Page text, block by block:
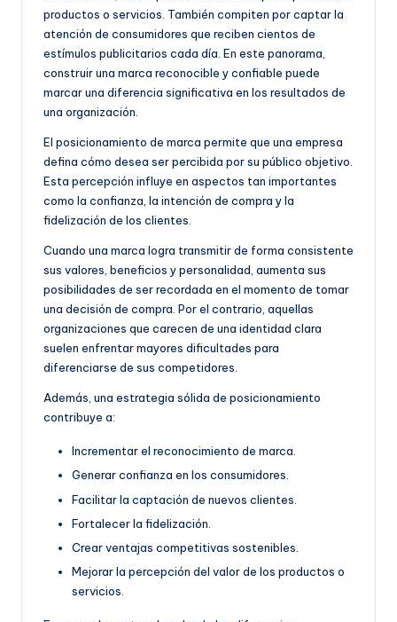
productos o servicios. También compiten por captar la
atención de consumidores que reciben cientos de
estímulos publicitarios cada día. En este panorama,
construir una marca reconocible y confiable puede
marcar una diferencia significativa en los resultados de
una organización.
El posicionamiento de marca permite que una empresa
defina cómo desea ser percibida por su público objetivo.
Esta percepción influye en aspectos tan importantes
como la confianza, la intención de compra y la
fidelización de los clientes.
Cuando una marca logra transmitir de forma consistente
sus valores, beneficios y personalidad, aumenta sus
posibilidades de ser recordada en el momento de tomar
una decisión de compra. Por el contrario, aquellas
organizaciones que carecen de una identidad clara
suelen enfrentar mayores dificultades para
diferenciarse de sus competidores.
Además, una estrategia sólida de posicionamiento
contribuye a:
Incrementar el reconocimiento de marca.
Generar confianza en los consumidores.
Facilitar la captación de nuevos clientes.
Fortalecer la fidelización.
Crear ventajas competitivas sostenibles.
Mejorar la percepción del valor de los productos o
servicios.